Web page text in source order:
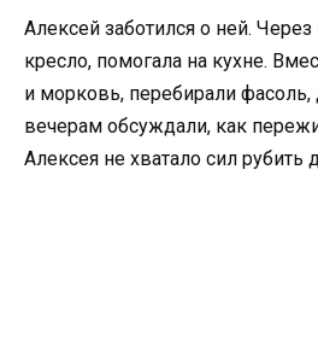
Алексей заботился о ней.
кресло, помогала на кухне.
и морковь, перебирали
вечерам обсуждали, как
Алексея не хватало сил рубить